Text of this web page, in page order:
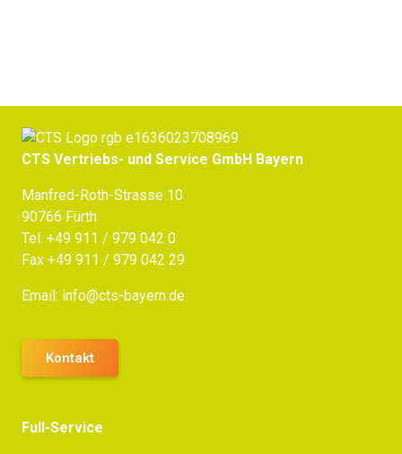
CTS Vertriebs- und Service GmbH Bayern
Manfred-Roth-Strasse 10
90766 Fürth
Tel. +49 911 / 979 042 0
Fax +49 911 / 979 042 29
Email: info@cts-bayern.de
Kontakt
Full-Service